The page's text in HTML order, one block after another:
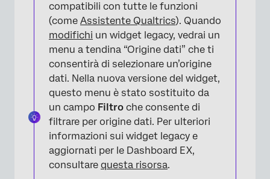
×
compatibili con tutte le funzioni
(come Assistente Qualtrics). Quando
modifichi un widget legacy, vedrai un
menu a tendina “Origine dati” che ti
consentirà di selezionare un’origine
dati. Nella nuova versione del widget,
questo menu è stato sostituito da
un campo Filtro che consente di
filtrare per origine dati. Per ulteriori
informazioni sui widget legacy e
aggiornati per le Dashboard EX,
consultare questa risorsa.